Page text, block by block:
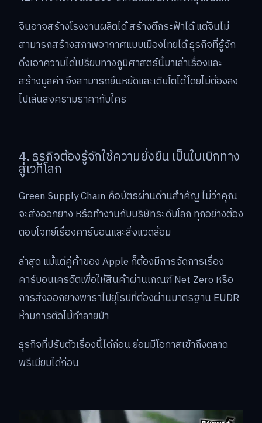
จีนอาจสร้างโรงงานผลิตได้ สร้างตึกระฟ้าได้ แต่จีนไม่
สามารถสร้างสภาพอากาศแบบเมืองไทยได้ ธุรกิจที่รู้จัก
ดึงเอาความได้เปรียบทางภูมิศาสตร์นี้มาเล่าเรื่องและ
สร้างมูลค่า จึงสามารถยืนหยัดและเติบโตได้โดยไม่ต้องลง
ไปเล่นสงครามราคากับใคร
4. ธุรกิจต้องรู้จักใช้ความยั่งยืน เป็นใบเบิกทาง
สู่เวทีโลก
Green Supply Chain คือบัตรผ่านด่านสำคัญ ไม่ว่าคุณ
จะส่งออกยาง หรือทำงานกับบริษัทระดับโลก ทุกอย่างต้อง
ตอบโจทย์เรื่องคาร์บอนและสิ่งแวดล้อม
ล่าสุด แม้แต่คู่ค้าของ Apple ก็ต้องมีการจัดการเรื่อง
คาร์บอนเครดิตเพื่อให้สินค้าผ่านเกณฑ์ Net Zero หรือ
การส่งออกยางพาราไปยุโรปที่ต้องผ่านมาตรฐาน EUDR
ห้ามการตัดไม้ทำลายป่า
ธุรกิจที่ปรับตัวเรื่องนี้ได้ก่อน ย่อมมีโอกาสเข้าถึงตลาด
พรีเมียมได้ก่อน